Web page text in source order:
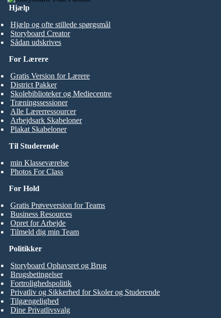
Hjælp
Hjælp og ofte stillede spørgsmål
Storyboard Creator
Sådan udskrives
Til Studerende
min Klasseværelse
Photos For Class
For Lærere
Gratis Version for Lærere
District Pakker
Skolebiblioteker og Mediecentre
Træningssessioner
Alle Lærerressourcer
Arbejdsark Skabeloner
Plakat Skabeloner
For Hold
Gratis Prøveversion for Teams
Business Resources
Opret for Arbejde
Tilmeld dig min Team
Politikker
Storyboard Ophavsret og Brug
Brugsbetingelser
Fortrolighedspolitik
Privatliv og Sikkerhed for Skoler og Studerende
Tilgængelighed
Dine Privatlivsvalg